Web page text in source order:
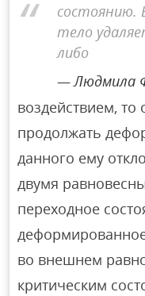
состоянию.
тело
либо
Людмила
воздействием,
продолжать
данного ему
двумя
переходное
во внешнем
критическим